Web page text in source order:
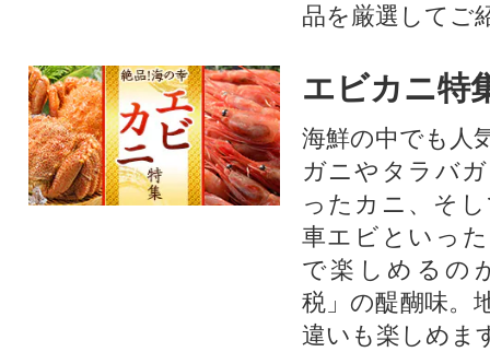
品を厳選してご
エビカニ特
海鮮の中でも人
ガニやタラバ
ったカニ、そ
車エビといっ
で楽しめるの
税」の醍醐味。
違いも楽しめま